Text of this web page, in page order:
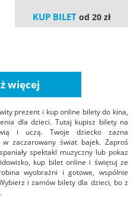
KUP BILET od 20 zł
więcej
prezent i kup online bilety do kina,
dla dzieci. Tutaj kupisz bilety na
i uczą. Twoje dziecko zazna
zaczarowany świat bajek. Zaproś
spektakl muzyczny lub pokaz
kup bilet online i świętuj ze
wyobraźni i gotowe, wspólnie
i zamów bilety dla dzieci, bo z